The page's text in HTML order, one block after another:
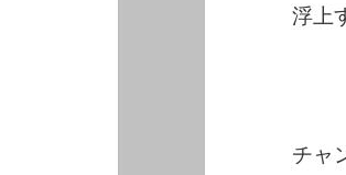
浮上
チャ